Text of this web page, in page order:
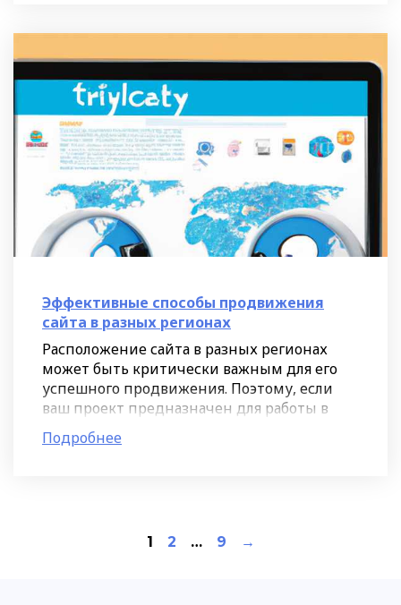
Эффективные способы продвижения
сайта в разных регионах
Расположение сайта в разных регионах
может быть критически важным для его
успешного продвижения. Поэтому, если
ваш проект предназначен для работы в
нескольких городах или даже странах,
желательно создать разные
Подробнее
1 2 … 9 →